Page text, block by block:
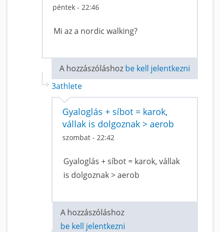
péntek - 22:46
Mi az a nordic walking?
A hozzászóláshoz be kell jelentkezni
3athlete
Gyaloglás + síbot = karok,
vállak is dolgoznak > aerob
szombat - 22:42
Gyaloglás + síbot = karok, vállak
is dolgoznak > aerob
A hozzászóláshoz
be kell jelentkezni